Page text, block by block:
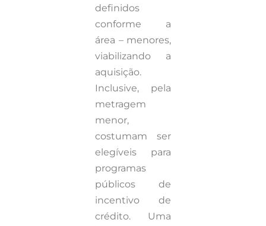
definidos
conforme a
área – menores,
viabilizando a
aquisição.
Inclusive, pela
metragem
menor,
costumam ser
elegíveis para
programas
públicos de
incentivo de
crédito. Uma